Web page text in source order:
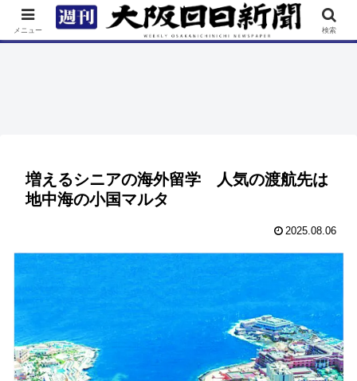
TOP 特集 ニュース 連載 街ネタ イベント
増えるシニアの海外留学 人気の渡航先は
地中海の小国マルタ
2025.08.06
メニュー 検索